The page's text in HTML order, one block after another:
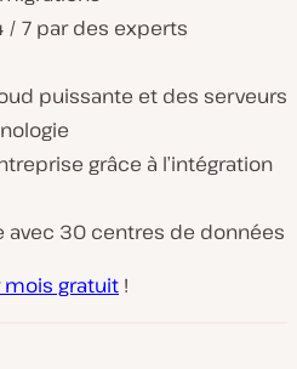
7 par des experts
puissante et des serveurs
grâce à l’intégration
avec 30 centres de données
gratuit !